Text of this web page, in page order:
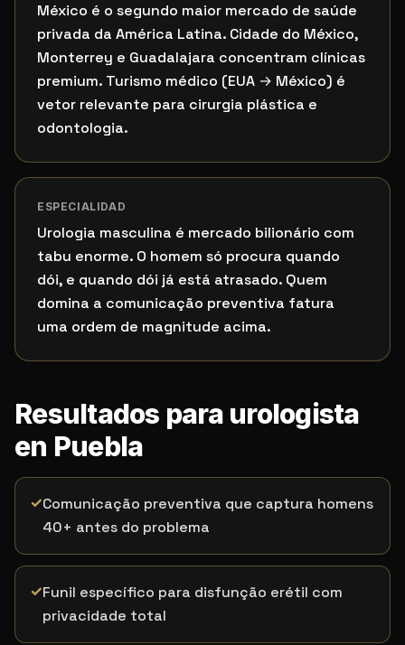
México é o segundo maior mercado de saúde
privada da América Latina. Cidade do México,
Monterrey e Guadalajara concentram clínicas
premium. Turismo médico (EUA → México) é
vetor relevante para cirurgia plástica e
odontologia.
ESPECIALIDAD
Urologia masculina é mercado bilionário com
tabu enorme. O homem só procura quando
dói, e quando dói já está atrasado. Quem
domina a comunicação preventiva fatura
uma ordem de magnitude acima.
Resultados para urologista
en Puebla
✓Comunicação preventiva que captura homens
40+ antes do problema
✓Funil específico para disfunção erétil com
privacidade total